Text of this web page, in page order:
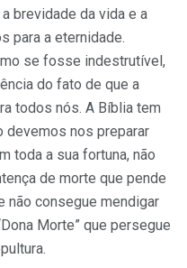
brevidade da vida e a
para a eternidade.
se fosse indestrutível,
do fato de que a
todos nós. A Bíblia tem
devemos nos preparar
toda a sua fortuna, não
de morte que pende
não consegue mendigar
Morte” que persegue